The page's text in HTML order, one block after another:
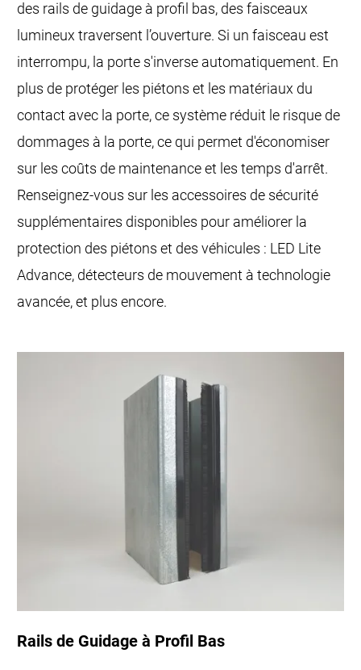
des rails de guidage à profil bas, des faisceaux
lumineux traversent l’ouverture. Si un faisceau est
interrompu, la porte s'inverse automatiquement. En
plus de protéger les piétons et les matériaux du
contact avec la porte, ce système réduit le risque de
dommages à la porte, ce qui permet d'économiser
sur les coûts de maintenance et les temps d'arrêt.
Renseignez-vous sur les accessoires de sécurité
supplémentaires disponibles pour améliorer la
protection des piétons et des véhicules : LED Lite
Advance, détecteurs de mouvement à technologie
avancée, et plus encore.
Rails de Guidage à Profil Bas